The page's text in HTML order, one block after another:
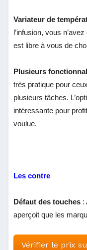
Variateur de
l’infusion, vous
est libre à vous de
Plusieurs
très pratique pour
plusieurs tâches.
intéressante pour
voulue.
Les contre
Défaut des touches :
aperçoit que les
Vérifier le prix